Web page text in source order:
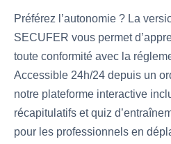
Préférez l’autonomie ? La
SECUFER vous permet
toute conformité avec la
Accessible 24h/24 depuis un
notre plateforme interactive
récapitulatifs et quiz
pour les professionnels en